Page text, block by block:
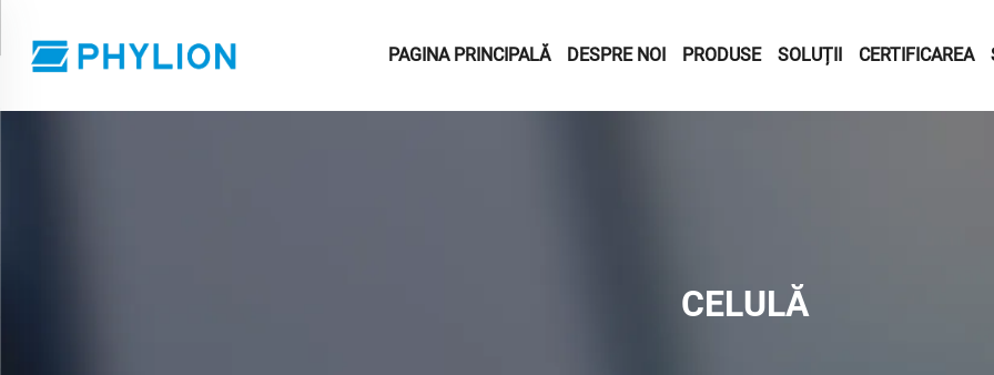
PAGINA PRINCIPALĂ DESPRE NOI PRODUSE SOLUȚII CERTIFICAREA
CELULĂ